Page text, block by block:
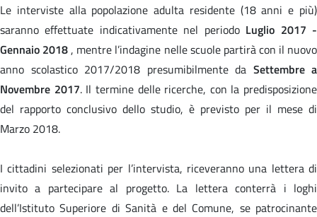
Le interviste alla popolazione adulta residente (18 anni e più)
saranno effettuate indicativamente nel periodo Luglio 2017 -
Gennaio 2018 , mentre l’indagine nelle scuole partirà con il nuovo
anno scolastico 2017/2018 presumibilmente da Settembre a
Novembre 2017. Il termine delle ricerche, con la predisposizione
del rapporto conclusivo dello studio, è previsto per il mese di
Marzo 2018.
I cittadini selezionati per l’intervista, riceveranno una lettera di
invito a partecipare al progetto. La lettera conterrà i loghi
dell’Istituto Superiore di Sanità e del Comune, se patrocinante